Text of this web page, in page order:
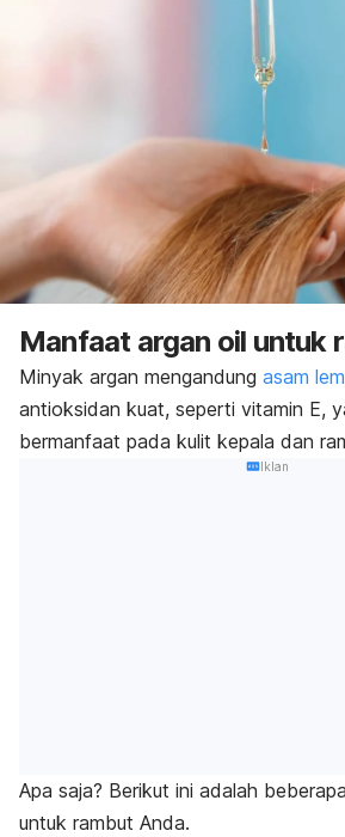
Manfaat argan oil untuk
Minyak argan mengandung asam
antioksidan kuat, seperti vitamin E,
bermanfaat pada kulit kepala dan
Iklan
Apa saja? Berikut ini adalah
untuk rambut Anda.